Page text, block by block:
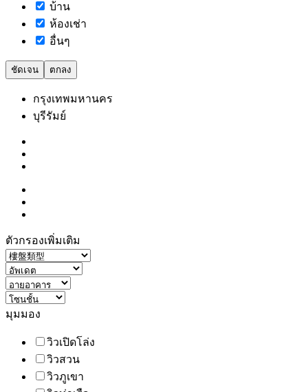
บ้าน
ห้องเช่า
อื่นๆ
ชัดเจน ตกลง
กรุงเทพมหานคร
บุรีรัมย์
ตัวกรองเพิ่มเติม
มุมมอง
วิวเปิดโล่ง
วิวสวน
วิวภูเขา